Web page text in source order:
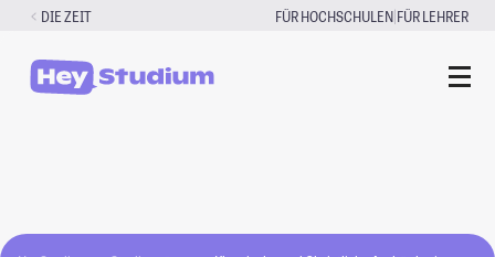
Zum
springen
DIE ZEIT FÜR HOCHSCHULEN|FÜR LEHRER